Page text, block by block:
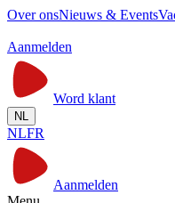
Over onsNieuws & Events
Aanmelden
Word klant
NL
NLFR
Aanmelden